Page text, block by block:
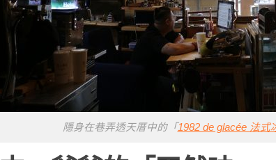
隱身在巷弄透天厝中的「1982 de glacée 法式